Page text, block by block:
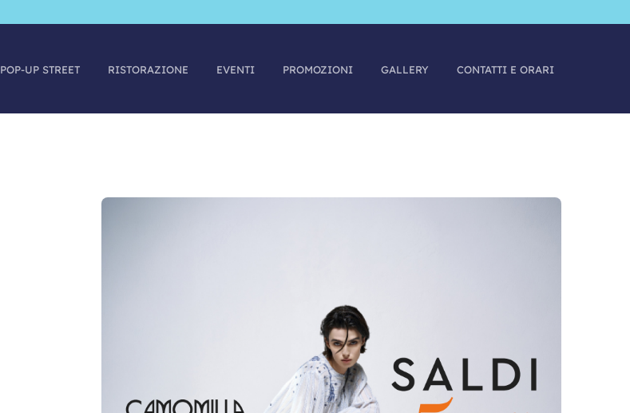
POP-UP STREET RISTORAZIONE EVENTI PROMOZIONI GALLERY CONTATTI E ORARI